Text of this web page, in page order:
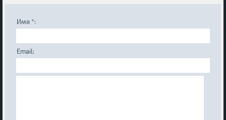
Имя *:
Email: